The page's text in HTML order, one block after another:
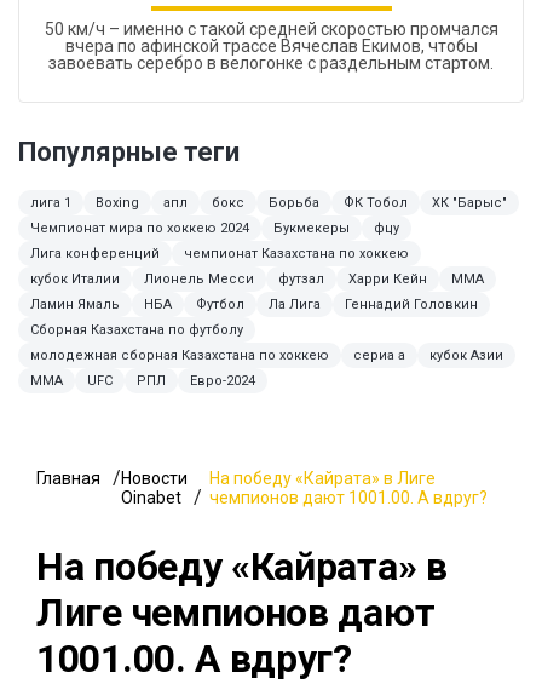
50 км/ч – именно с такой средней скоростью промчался
вчера по афинской трассе Вячеслав Екимов, чтобы
завоевать серебро в велогонке с раздельным стартом.
Популярные теги
лига 1 Boxing апл бокс Борьба ФК Тобол
ХК "Барыс"
Чемпионат мира по хоккею 2024
Букмекеры
фцу
Лига конференций
чемпионат Казахстана по хоккею
кубок Италии
Лионель Месси футзал Харри Кейн
MMA
Ламин Ямаль
НБА Футбол Ла Лига
Геннадий Головкин
Сборная Казахстана по футболу
молодежная сборная Казахстана по хоккею
сериа а
кубок Азии
ММА
UFC РПЛ Евро-2024
Главная
Новости
Oinabet
На победу «Кайрата» в Лиге
чемпионов дают 1001.00. А вдруг?
На победу «Кайрата» в
Лиге чемпионов дают
1001.00. А вдруг?